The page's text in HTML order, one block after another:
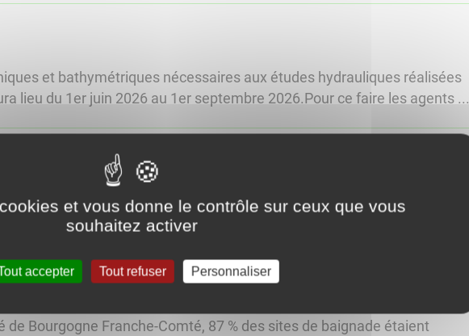
et bathymétriques nécessaires aux études hydrauliques réalisées
lieu du 1er juin 2026 au 1er septembre 2026.Pour ce faire les agents ...
: AGISSONS ENSEMBLE !Avec le retour des beaux jours, le moustique
mais bien présent, il s’installe au plus près de nous… dans ...
de Bourgogne Franche-Comté, 87 % des sites de baignade étaient
et vous donne le contrôle sur ceux que vous
souhaitez activer
accepter Tout refuser Personnaliser